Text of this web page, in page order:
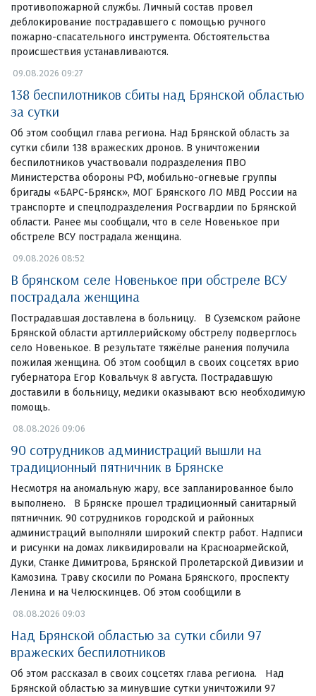
противопожарной службы. Личный состав провел
деблокирование пострадавшего с помощью ручного
пожарно-спасательного инструмента. Обстоятельства
происшествия устанавливаются.
09.08.2026 09:27
138 беспилотников сбиты над Брянской областью
за сутки
Об этом сообщил глава региона. Над Брянской область за
сутки сбили 138 вражеских дронов. В уничтожении
беспилотников участвовали подразделения ПВО
Министерства обороны РФ, мобильно-огневые группы
бригады «БАРС-Брянск», МОГ Брянского ЛО МВД России на
транспорте и спецподразделения Росгвардии по Брянской
области. Ранее мы сообщали, что в селе Новенькое при
обстреле ВСУ пострадала женщина.
09.08.2026 08:52
В брянском селе Новенькое при обстреле ВСУ
пострадала женщина
Пострадавшая доставлена в больницу. В Суземском районе
Брянской области артиллерийскому обстрелу подверглось
село Новенькое. В результате тяжёлые ранения получила
пожилая женщина. Об этом сообщил в своих соцсетях врио
губернатора Егор Ковальчук 8 августа. Пострадавшую
доставили в больницу, медики оказывают всю необходимую
помощь.
08.08.2026 09:06
90 сотрудников администраций вышли на
традиционный пятничник в Брянске
Несмотря на аномальную жару, все запланированное было
выполнено. В Брянске прошел традиционный санитарный
пятничник. 90 сотрудников городской и районных
администраций выполняли широкий спектр работ. Надписи
и рисунки на домах ликвидировали на Красноармейской,
Дуки, Станке Димитрова, Брянской Пролетарской Дивизии и
Камозина. Траву скосили по Романа Брянского, проспекту
Ленина и на Челюскинцев. Об этом сообщили в
08.08.2026 09:03
Над Брянской областью за сутки сбили 97
вражеских беспилотников
Об этом рассказал в своих соцсетях глава региона. Над
Брянской областью за минувшие сутки уничтожили 97